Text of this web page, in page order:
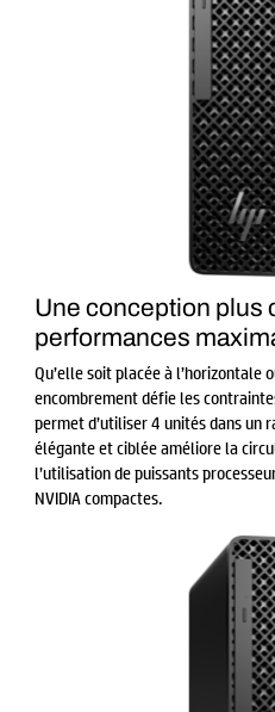
Une conception plus
performances
Qu’elle soit placée à
encombrement défie les
permet d’utiliser 4 unités dans un
élégante et ciblée améliore la
l’utilisation de puissants
NVIDIA compactes.